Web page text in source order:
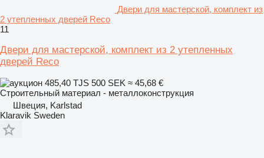
Двери для мастерской, комплект из
2 утепленных дверей Reco
11
Двери для мастерской, комплект из 2 утепленных
дверей Reco
485,40 TJS 500 SEK ≈ 45,68 €
Строительный материал - металлоконструкция
Швеция, Karlstad
Klaravik Sweden